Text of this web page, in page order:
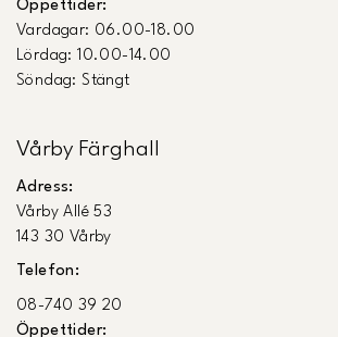
Öppettider:
Vardagar: 06.00-18.00
Lördag: 10.00-14.00
Söndag: Stängt
Vårby Färghall
Adress:
Vårby Allé 53
143 30 Vårby
Telefon:
08-740 39 20
Öppettider: